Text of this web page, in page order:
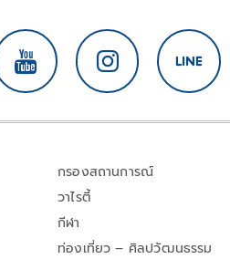
กรองสถานการณ์
วาไรตี้
กีฬา
ท่องเที่ยว – ศิลปวัฒนธรรม